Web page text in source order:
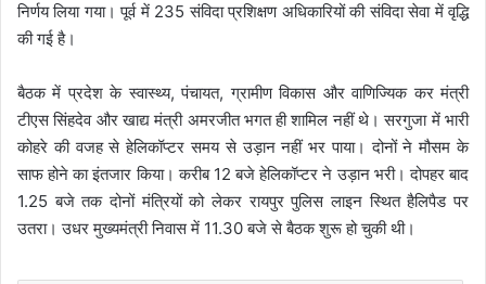
निर्णय लिया गया। पूर्व में 235 संविदा प्रशिक्षण अधिकारियों की संविदा सेवा में वृद्धि
की गई है।
बैठक में प्रदेश के स्वास्थ्य, पंचायत, ग्रामीण विकास और वाणिज्यिक कर मंत्री
टीएस सिंहदेव और खाद्य मंत्री अमरजीत भगत ही शामिल नहीं थे। सरगुजा में भारी
कोहरे की वजह से हेलिकॉप्टर समय से उड़ान नहीं भर पाया। दोनों ने मौसम के
साफ होने का इंतजार किया। करीब 12 बजे हेलिकॉप्टर ने उड़ान भरी। दोपहर बाद
1.25 बजे तक दोनों मंत्रियों को लेकर रायपुर पुलिस लाइन स्थित हैलिपैड पर
उतरा। उधर मुख्यमंत्री निवास में 11.30 बजे से बैठक शुरू हो चुकी थी।